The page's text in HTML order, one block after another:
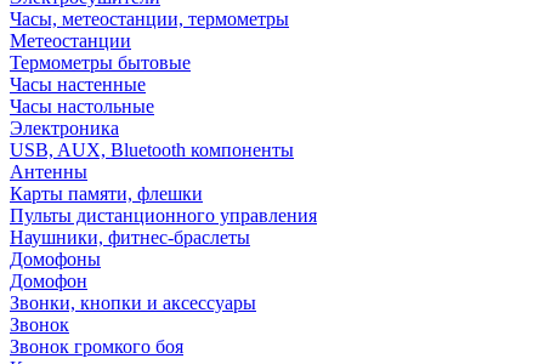
Часы, метеостанции, термометры
Метеостанции
Термометры бытовые
Часы настенные
Часы настольные
Электроника
USB, AUX, Bluetooth компоненты
Антенны
Карты памяти, флешки
Пульты дистанционного управления
Наушники, фитнес-браслеты
Домофоны
Домофон
Звонки, кнопки и аксессуары
Звонок
Звонок громкого боя